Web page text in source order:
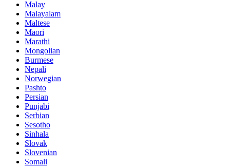
Malay
Malayalam
Maltese
Maori
Marathi
Mongolian
Burmese
Nepali
Norwegian
Pashto
Persian
Punjabi
Serbian
Sesotho
Sinhala
Slovak
Slovenian
Somali